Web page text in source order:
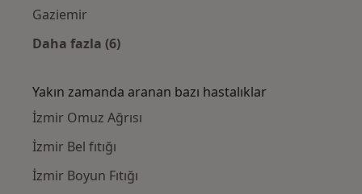
Gaziemir
Daha fazla (6)
Yakın zamanda aranan bazı hastalıklar
İzmir Omuz Ağrısı
İzmir Bel fıtığı
İzmir Boyun Fıtığı